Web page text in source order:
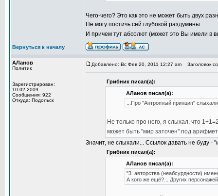
Чего-чего? Это как это не может быть двух
Не могу постичь сей глубокой раздумины.
И причем тут абсолют (может это Вы имели в
Вернуться к началу
АЛанов
Политик
Зарегистрирован:
10.02.2009
Сообщения: 922
Откуда: Подольск
Добавлено: Вс Фев 20, 2011 12:27 am Заголовок
Грибник писал(а):
АЛанов писал(а):
...Про "Антропный принцип"
Не только про него, я слыхал, что
может быть "мир заточен" под
Значит, не слыхали... Ссылок давать не буду
Грибник писал(а):
АЛанов писал(а):
"3. авторства (неабсурдности)
А кого же ещё?... Других